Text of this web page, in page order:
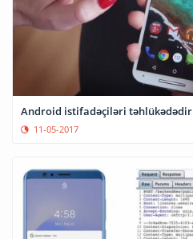
Android istifadəçiləri təhlükədədir
11-05-2017